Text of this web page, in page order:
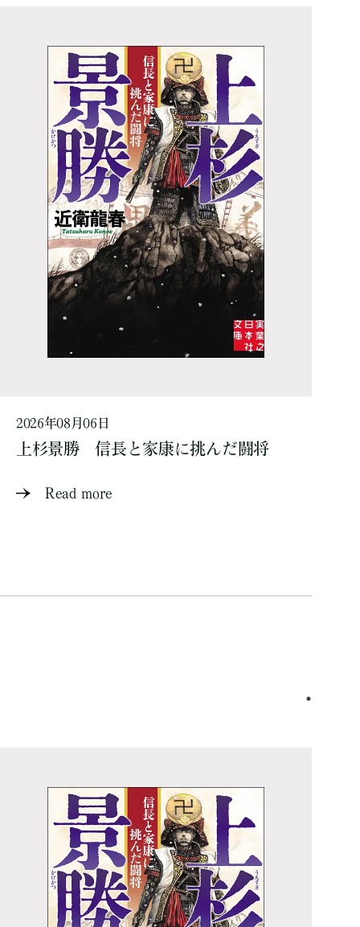
2026年08月06日
上杉景勝 信長と家康に挑んだ闘将
Read more